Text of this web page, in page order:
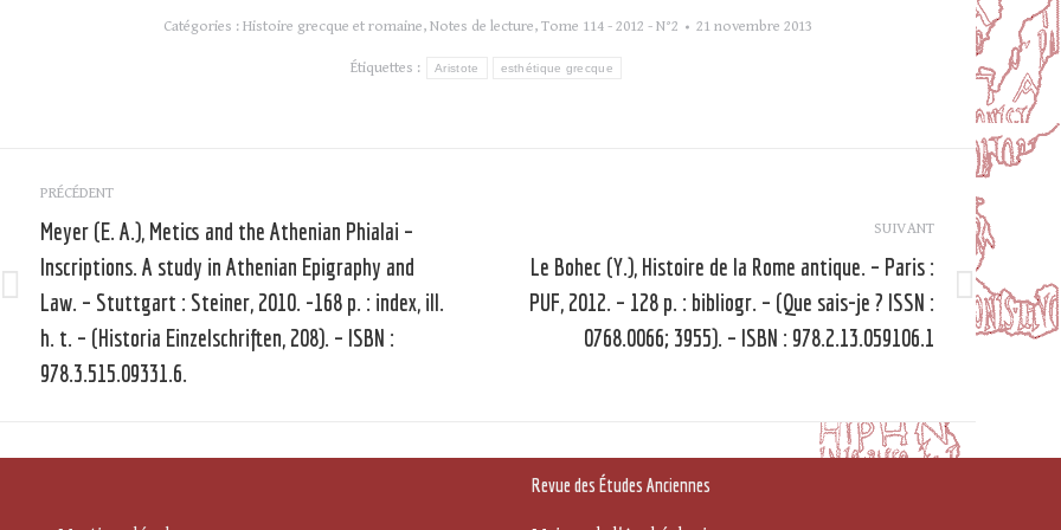
Catégories : Histoire grecque et romaine, Notes de lecture, Tome 114 - 2012 - N°2 21 novembre 2013
Étiquettes : Aristote esthétique grecque
Navigation
article
PRÉCÉDENT
Article
précédent
:
Meyer (E. A.), Metics and the Athenian Phialai –
Inscriptions. A study in Athenian Epigraphy and
Law. – Stuttgart : Steiner, 2010. -168 p. : index, ill.
h. t. – (Historia Einzelschriften, 208). – ISBN :
978.3.515.09331.6.
SUIVANT
Article
Le Bohec (Y.), Histoire de la Rome antique. – Paris :
PUF, 2012. – 128 p. : bibliogr. – (Que sais-je ? ISSN :
0768.0066; 3955). – ISBN : 978.2.13.059106.1
Revue des Études Anciennes